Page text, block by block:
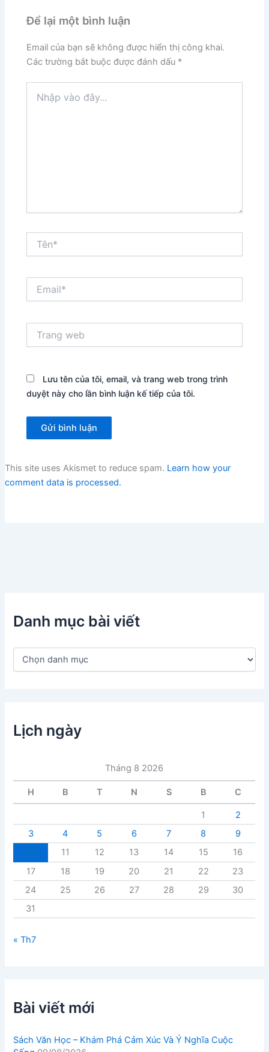
Để lại một bình luận
Email của bạn sẽ không được hiển thị công khai.
Các trường bắt buộc được đánh dấu *
vào
web
Lưu tên của tôi, email, và trang web trong trình
duyệt này cho lần bình luận kế tiếp của tôi.
This site uses Akismet to reduce spam. Learn how your
comment data is processed.
Danh mục bài viết
D
c
b
i
Lịch ngày
Tháng 8 2026
H B T N S B C
1
2
3
4 5 6 7 8
9
11 12 13 14 15
16
17
18 19 20 21 22
23
24
25 26 27 28 29
30
31
« Th7
Bài viết mới
Sách Văn Học – Khám Phá Cảm Xúc Và Ý Nghĩa Cuộc